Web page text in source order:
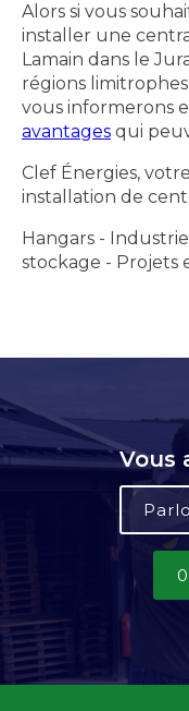
Alors si vous
installer une
Lamain dans le
régions
vous informerons
avantages qui
Clef Énergies,
installation de
Hangars -
stockage - Projets
Vous